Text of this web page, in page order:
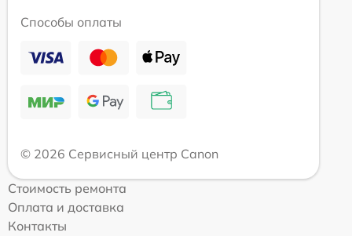
Способы оплаты
© 2026 Сервисный центр Canon
Стоимость ремонта
Оплата и доставка
Контакты